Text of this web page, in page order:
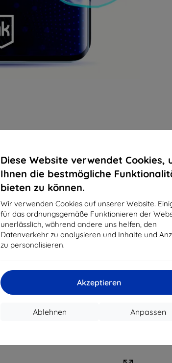
Diese Website verwendet Cookies,
Ihnen die bestmögliche
bieten zu können.
Wir verwenden Cookies auf unserer Website.
für das ordnungsgemäße Funktionieren der
unerlässlich, während andere uns helfen, den
Datenverkehr zu analysieren und Inhalte und
zu personalisieren.
Akzeptieren
Anpassen
Ablehnen